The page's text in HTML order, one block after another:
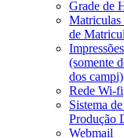
Grade de
Matriculas
de
(somente
dos campi)
Rede Wi-fi
Sistema
Produção
Webmail